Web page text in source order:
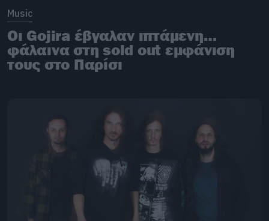
Music
Οι Gojira έβγαλαν ιπτάμενη…
φάλαινα στη sold out εμφάνιση
τους στο Παρίσι